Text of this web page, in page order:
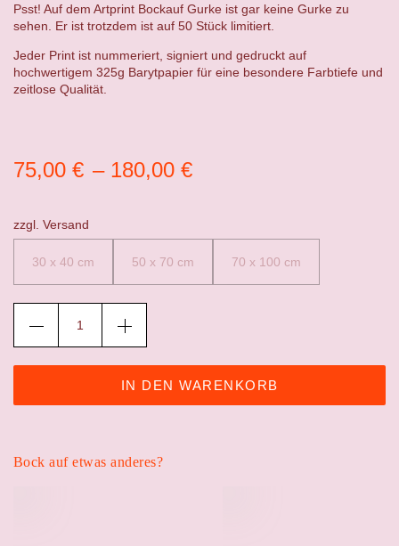
zzgl. Versand
75,00 € – 180,00 €
30 x 40 cm 50 x 70 cm 70 x 100 cm
IN DEN WARENKORB
Psst! Auf dem Artprint Bockauf Gurke ist gar keine Gurke zu
sehen. Er ist trotzdem ist auf 50 Stück limitiert.
Jeder Print ist nummeriert, signiert und gedruckt auf
hochwertigem 325g Barytpapier für eine besondere Farbtiefe und
zeitlose Qualität.
Bock auf etwas anderes?